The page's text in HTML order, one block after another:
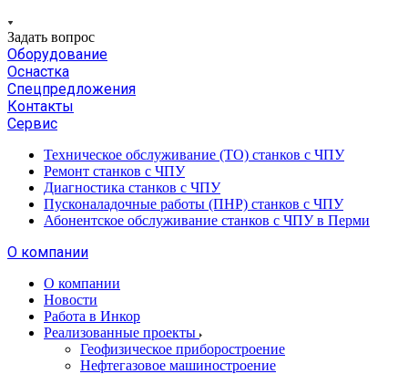
Задать вопрос
Оборудование
Оснастка
Спецпредложения
Контакты
Сервис
Техническое обслуживание (ТО) станков с ЧПУ
Ремонт станков с ЧПУ
Диагностика станков с ЧПУ
Пусконаладочные работы (ПНР) станков с ЧПУ
Абонентское обслуживание станков с ЧПУ в Перми
О компании
О компании
Новости
Работа в Инкор
Реализованные проекты
Геофизическое приборостроение
Нефтегазовое машиностроение